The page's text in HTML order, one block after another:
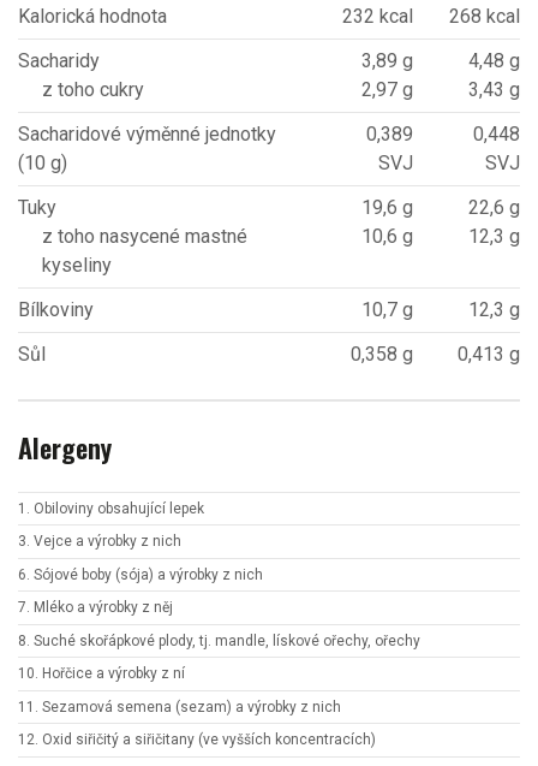
Kalorická hodnota
232 kcal
268 kcal
Sacharidy
z toho cukry
3,89 g
2,97 g
4,48 g
3,43 g
Sacharidové výměnné jednotky
(10 g)
0,389
SVJ
0,448
SVJ
Tuky
z toho nasycené mastné
kyseliny
19,6 g
10,6 g
22,6 g
12,3 g
Bílkoviny 10,7 g
12,3 g
Sůl
0,358 g 0,413 g
Alergeny
1. Obiloviny obsahující lepek
3. Vejce a výrobky z nich
6. Sójové boby (sója) a výrobky z nich
7. Mléko a výrobky z něj
8. Suché skořápkové plody, tj. mandle, lískové ořechy, ořechy
10. Hořčice a výrobky z ní
11. Sezamová semena (sezam) a výrobky z nich
12. Oxid siřičitý a siřičitany (ve vyšších koncentracích)